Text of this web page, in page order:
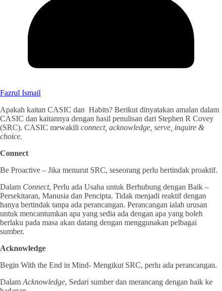
Fazrul Ismail
Apakah kaitan CASIC dan Habits? Berikut dinyatakan amalan dalam
CASIC dan kaitannya dengan hasil penulisan dari Stephen R Covey
(SRC). CASIC mewakili connect, acknowledge, serve, inquire &
choice.
Connect
Be Proactive – Jika menurut SRC, seseorang perlu bertindak proaktif.
Dalam Connect, Perlu ada Usaha untuk Berhubung dengan Baik –
Persekitaran, Manusia dan Pencipta. Tidak menjadi reaktif dengan
hanya bertindak tanpa ada perancangan. Perancangan ialah urusan
untuk mencantumkan apa yang sedia ada dengan apa yang boleh
berlaku pada masa akan datang dengan menggunakan pelbagai
sumber.
Acknowledge
Begin With the End in Mind- Mengikut SRC, perlu ada perancangan.
Dalam Acknowledge, Sedari sumber dan merancang dengan baik ke